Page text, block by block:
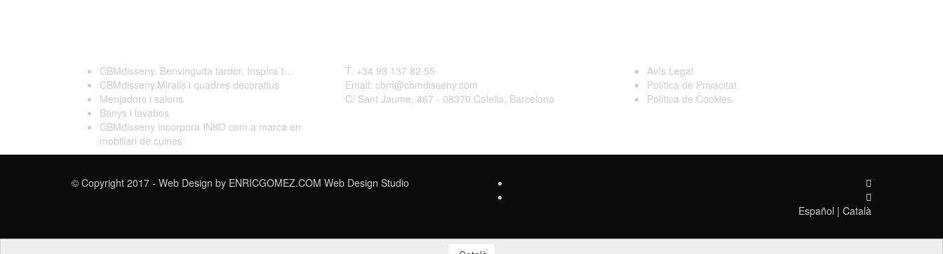
CBMdisseny. Benvinguda tardor. Inspíra´t…
CBMdisseny.Miralls i quadres decoratius
Menjadors i salons
Banys i lavabos
CBMdisseny incorpora INKO com a marca en
mobiliari de cuines
T. +34 93 137 82 55
Email: cbm@cbmdisseny.com
C/ Sant Jaume, 467 - 08370 Calella, Barcelona
Avís Legal
Política de Privacitat
Política de Cookies
© Copyright 2017 - Web Design by ENRICGOMEZ.COM Web Design Studio
Español | Català